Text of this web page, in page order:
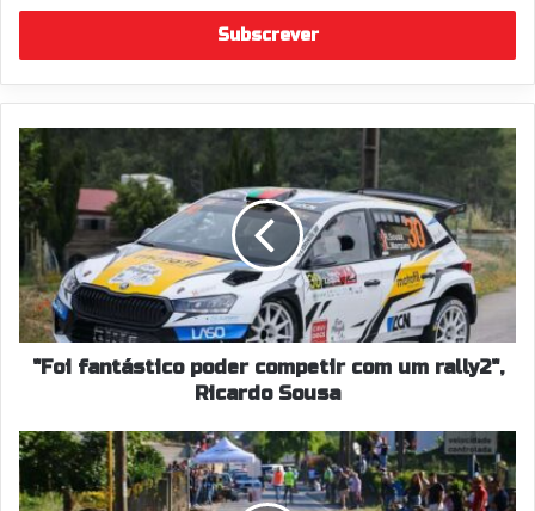
seu
de
email
"Foi
fantástico
poder
competir
com
um
rally2",
Ricardo
Sousa
"Foi fantástico poder competir com um rally2",
Ricardo Sousa
Fotos
Rallyspirit
2026